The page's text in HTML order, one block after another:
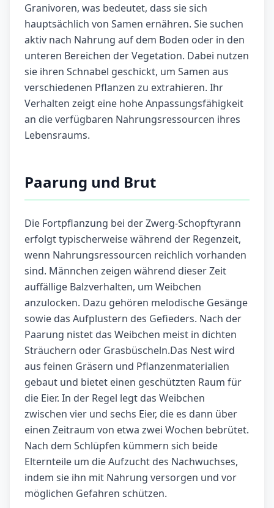
Granivoren, was bedeutet, dass sie sich
hauptsächlich von Samen ernähren. Sie suchen
aktiv nach Nahrung auf dem Boden oder in den
unteren Bereichen der Vegetation. Dabei nutzen
sie ihren Schnabel geschickt, um Samen aus
verschiedenen Pflanzen zu extrahieren. Ihr
Verhalten zeigt eine hohe Anpassungsfähigkeit
an die verfügbaren Nahrungsressourcen ihres
Lebensraums.
Paarung und Brut
Die Fortpflanzung bei der Zwerg-Schopftyrann
erfolgt typischerweise während der Regenzeit,
wenn Nahrungsressourcen reichlich vorhanden
sind. Männchen zeigen während dieser Zeit
auffällige Balzverhalten, um Weibchen
anzulocken. Dazu gehören melodische Gesänge
sowie das Aufplustern des Gefieders. Nach der
Paarung nistet das Weibchen meist in dichten
Sträuchern oder Grasbüscheln.Das Nest wird
aus feinen Gräsern und Pflanzenmaterialien
gebaut und bietet einen geschützten Raum für
die Eier. In der Regel legt das Weibchen
zwischen vier und sechs Eier, die es dann über
einen Zeitraum von etwa zwei Wochen bebrütet.
Nach dem Schlüpfen kümmern sich beide
Elternteile um die Aufzucht des Nachwuchses,
indem sie ihn mit Nahrung versorgen und vor
möglichen Gefahren schützen.